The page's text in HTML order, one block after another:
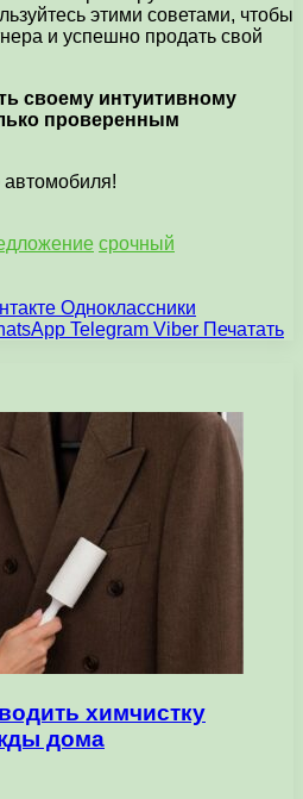
этими советами, чтобы
и успешно продать свой
своему интуитивному
проверенным
срочный
Одноклассники
Telegram Viber Печатать
химчистку
дома